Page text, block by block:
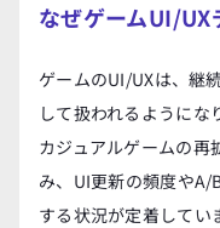
なぜゲームUI/UX
ゲームのUI/UXは、継
して扱われるようにな
カジュアルゲームの再
み、UI更新の頻度やA/
する状況が定着してい